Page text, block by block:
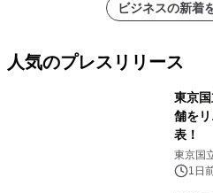
ビジネスの新着
人気のプレスリリース
東京
舗を
表！
東京国
1日